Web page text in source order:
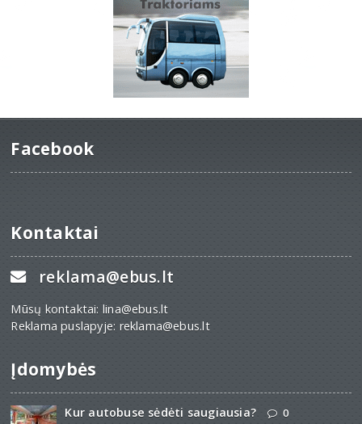
Facebook
Kontaktai
reklama@ebus.lt
Mūsų kontaktai: lina@ebus.lt
Reklama puslapyje: reklama@ebus.lt
Įdomybės
Kur autobuse sėdėti saugiausia? 0